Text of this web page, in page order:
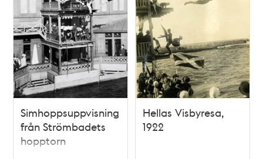
Simhoppsuppvisning
från Strömbadets
hopptorn
Hellas Visbyresa,
1922